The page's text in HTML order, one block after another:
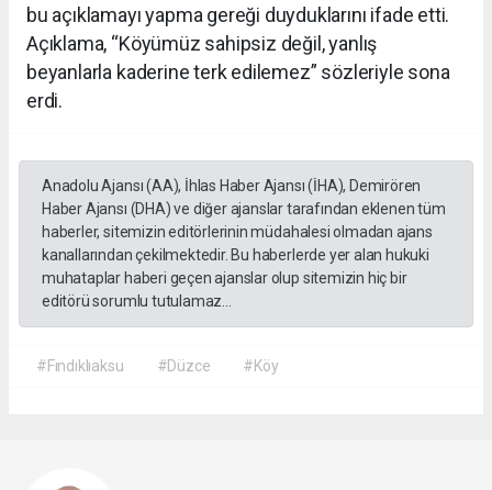
bu açıklamayı yapma gereği duyduklarını ifade etti.
Açıklama, “Köyümüz sahipsiz değil, yanlış
beyanlarla kaderine terk edilemez” sözleriyle sona
erdi.
Anadolu Ajansı (AA), İhlas Haber Ajansı (İHA), Demirören
Haber Ajansı (DHA) ve diğer ajanslar tarafından eklenen tüm
haberler, sitemizin editörlerinin müdahalesi olmadan ajans
kanallarından çekilmektedir. Bu haberlerde yer alan hukuki
muhataplar haberi geçen ajanslar olup sitemizin hiç bir
editörü sorumlu tutulamaz...
#Fındıklıaksu #Düzce #Köy